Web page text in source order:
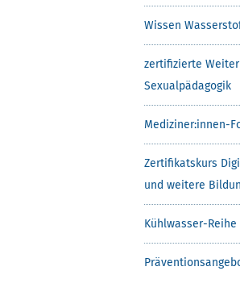
Wissen
zertifizierte
Sexualpädagogik
Mediziner:innen-
Zertifikatskurs
und weitere
Kühlwasser-Reihe